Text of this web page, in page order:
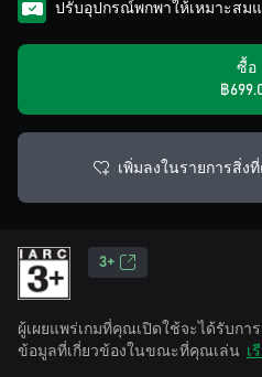
ปรับอุปกรณ์พกพาให้เหมาะสม
ซื้อ
฿
เพิ่มลงในรายการสิ่ง
3+
ผู้เผยแพร่เกมที่คุณเปิดใช้จะได้รับกา
ข้อมูลที่เกี่ยวข้องในขณะที่คุณเล่น เ